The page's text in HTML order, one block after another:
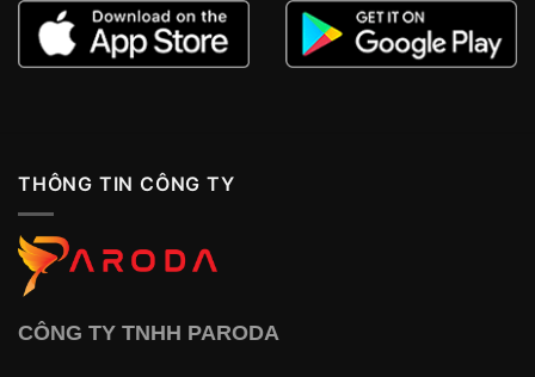
THÔNG TIN CÔNG TY
CÔNG TY TNHH PARODA